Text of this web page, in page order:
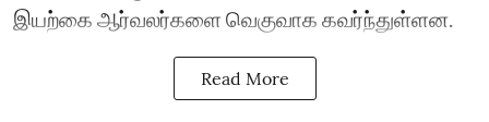
இயற்கை ஆர்வலர்களை வெகுவாக கவர்ந்துள்ளன.
Read More